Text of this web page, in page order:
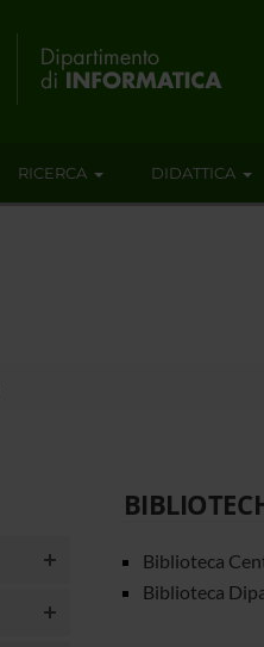
RICERCA DIDATTICA
Biblioteca
Biblioteca